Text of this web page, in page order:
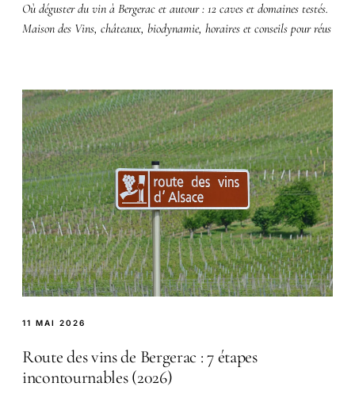
Où déguster du vin à Bergerac et autour : 12 caves et domaines testés.
Maison des Vins, châteaux, biodynamie, horaires et conseils pour réus
11 MAI 2026
Route des vins de Bergerac : 7 étapes
incontournables (2026)